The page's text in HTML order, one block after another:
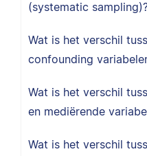
(systematic
Wat is het verschil
confounding
Wat is het verschil
en mediërende
Wat is het verschil